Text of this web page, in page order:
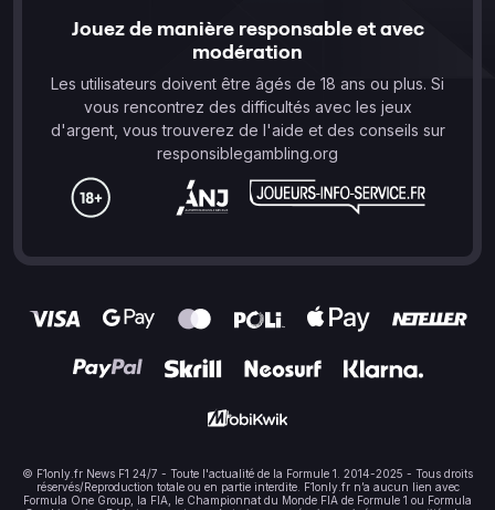
Jouez de manière responsable et avec
modération
Les utilisateurs doivent être âgés de 18 ans ou plus. Si
vous rencontrez des difficultés avec les jeux
d'argent, vous trouverez de l'aide et des conseils sur
responsiblegambling.org
© F1only.fr News F1 24/7 - Toute l'actualité de la Formule 1. 2014-2025 - Tous droits
réservés/Reproduction totale ou en partie interdite. F1only.fr n’a aucun lien avec
Formula One Group, la FIA, le Championnat du Monde FIA de Formule 1 ou Formula